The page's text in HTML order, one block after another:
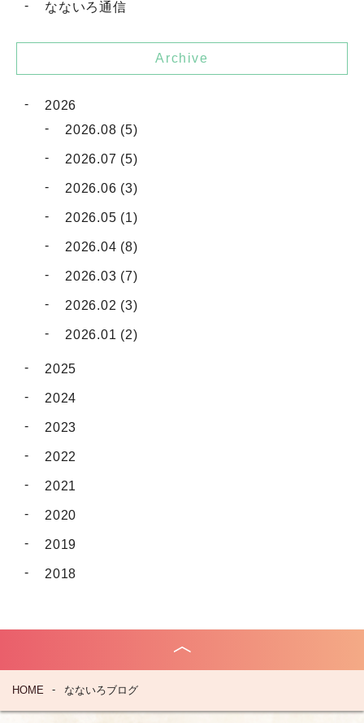
なないろ通信
Archive
2026
2026.08 (5)
2026.07 (5)
2026.06 (3)
2026.05 (1)
2026.04 (8)
2026.03 (7)
2026.02 (3)
2026.01 (2)
2025
2024
2023
2022
2021
2020
2019
2018
HOME なないろブログ